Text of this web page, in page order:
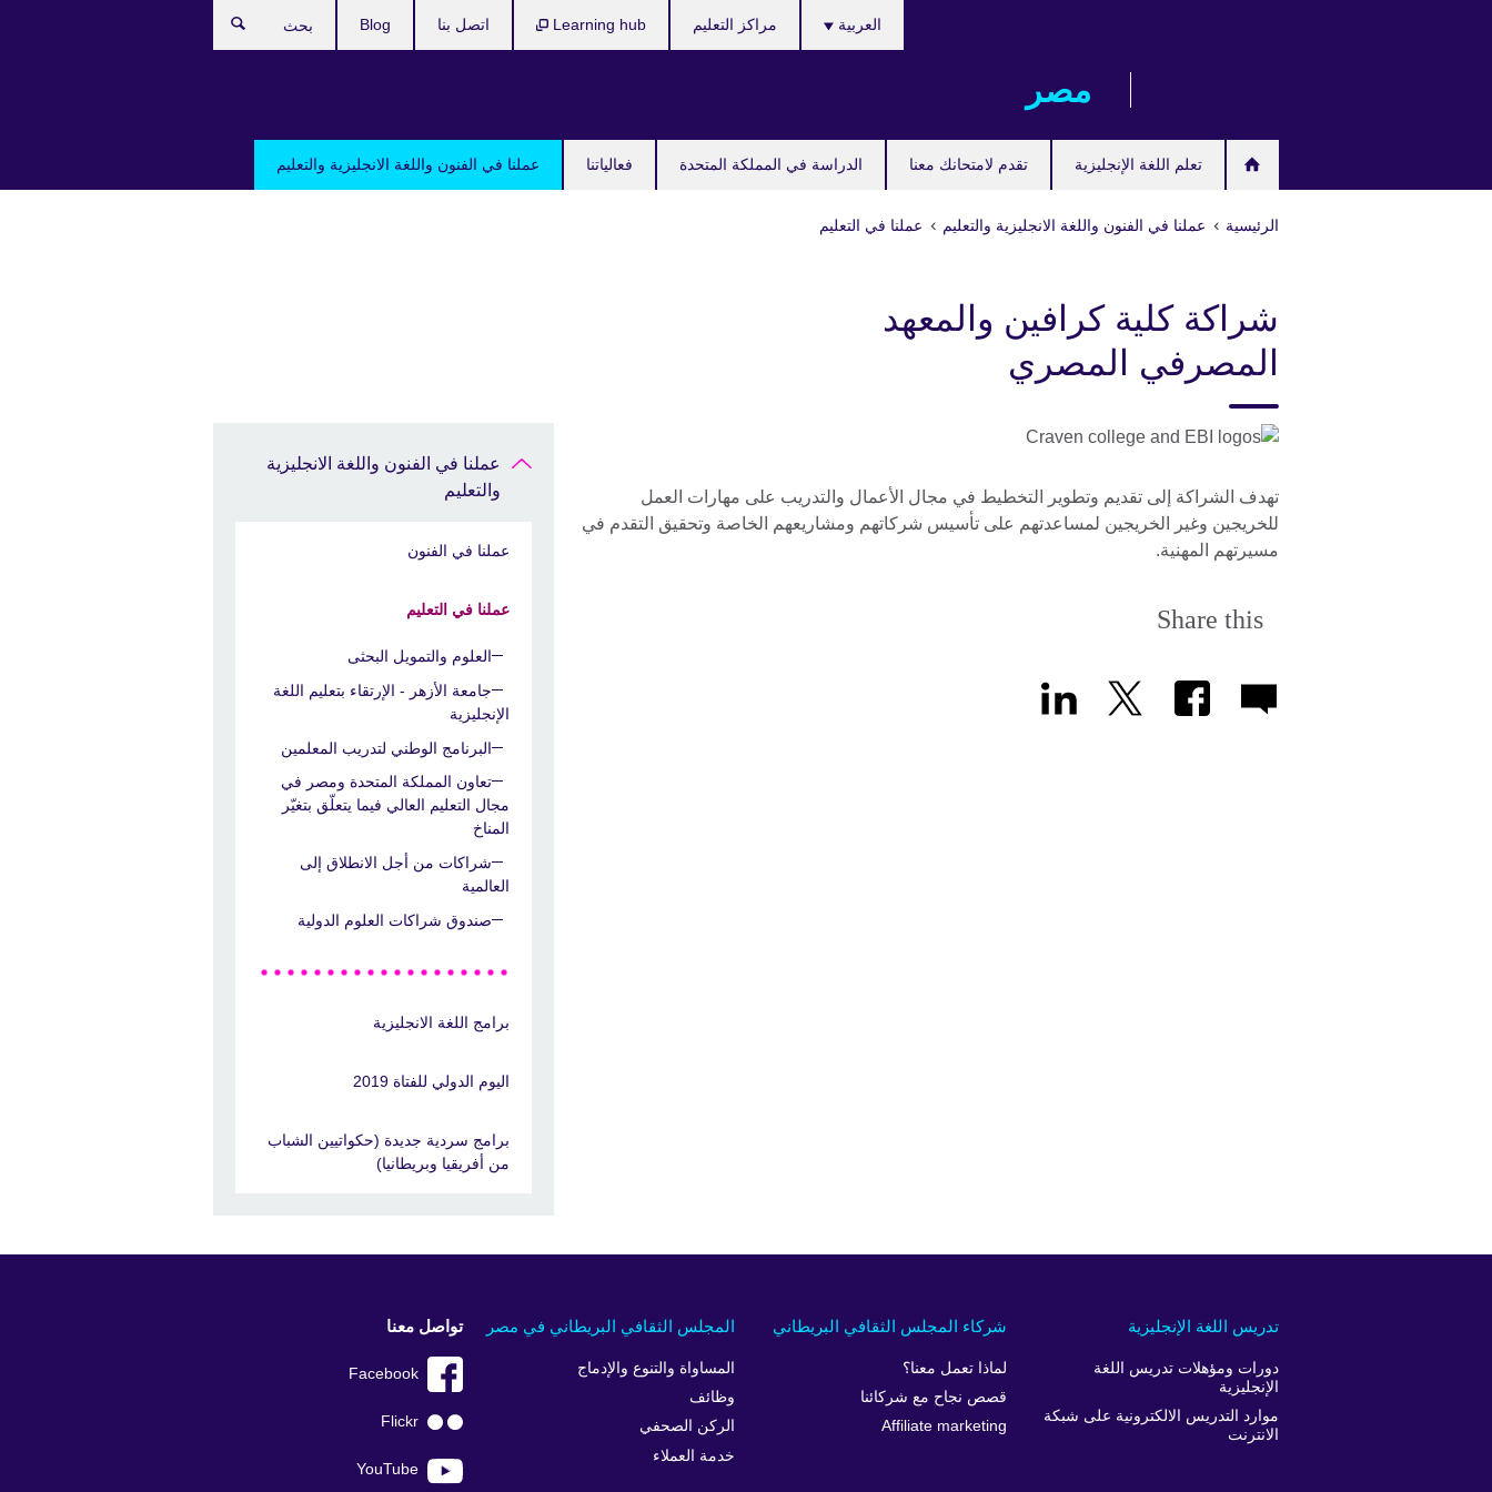
مصر‎
تعلم اللغة الإنجليزية تقدم لامتحانك معنا الدراسة في المملكة المتحدة فعالياتنا عملنا في الفنون واللغة الانجليزية والتعليم
العربية مراكز التعليم Learning hub اتصل بنا Blog
الرئيسية عملنا في الفنون واللغة الانجليزية والتعليم عملنا في التعليم
شراكة كلية كرافين والمعهد
المصرفي المصري
تهدف الشراكة إلى تقديم وتطوير التخطيط في مجال الأعمال والتدريب على مهارات العمل
للخريجين وغير الخريجين لمساعدتهم على تأسيس شركاتهم ومشاريعهم الخاصة وتحقيق التقدم في
مسيرتهم المهنية.
Share this
عملنا في الفنون واللغة الانجليزية
والتعليم
عملنا في الفنون
عملنا في التعليم
العلوم والتمويل البحثى
جامعة الأزهر - الإرتقاء بتعليم اللغة
الإنجليزية
البرنامج الوطني لتدريب المعلمين
تعاون المملكة المتحدة ومصر في
مجال التعليم العالي فيما يتعلّق بتغيّر
المناخ
شراكات من أجل الانطلاق إلى
العالمية
صندوق شراكات العلوم الدولية
برامج اللغة الانجليزية
اليوم الدولي للفتاة 2019
برامج سردية جديدة (حكواتيين الشباب
من أفريقيا وبريطانيا)
المجلس الثقافي البريطاني في مصر
المساواة والتنوع والإدماج
وظائف
الركن الصحفي
خدمة العملاء
شركاء المجلس الثقافي البريطاني
لماذا تعمل معنا؟
قصص نجاح مع شركائنا
Affiliate marketing
تدريس اللغة الإنجليزية
دورات ومؤهلات تدريس اللغة
الإنجليزية
موارد التدريس الالكترونية على شبكة
الانترنت
تواصل معنا
Facebook
Flickr
YouTube